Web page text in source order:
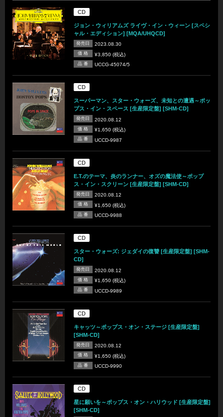
CD
ジョン・ウィリアムズ ライヴ・イン・ウィーン [スペシ
ャル・エディション] [MQA/UHQCD]
発売日 2023.08.30
価 格 ¥3,850 (税込)
品 番 UCCG-45074/5
CD
スーパーマン、スター・ウォーズ、未知との遭遇～ポッ
プス・イン・スペース [生産限定盤] [SHM-CD]
発売日 2020.08.12
価 格 ¥1,650 (税込)
品 番 UCCD-9987
CD
E.T.のテーマ、炎のランナー、オズの魔法使～ポップ
ス・イン・スクリーン [生産限定盤] [SHM-CD]
発売日 2020.08.12
価 格 ¥1,650 (税込)
品 番 UCCD-9988
CD
スター・ウォーズ: ジェダイの復讐 [生産限定盤] [SHM-
CD]
発売日 2020.08.12
価 格 ¥1,650 (税込)
品 番 UCCD-9989
CD
キャッツ～ポップス・オン・ステージ [生産限定盤]
[SHM-CD]
発売日 2020.08.12
価 格 ¥1,650 (税込)
品 番 UCCD-9990
CD
星に願いを～ポップス・オン・ハリウッド [生産限定盤]
[SHM-CD]